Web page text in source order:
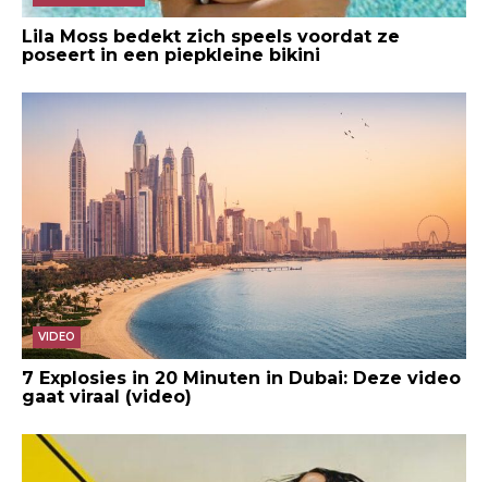
Lila Moss bedekt zich speels voordat ze
poseert in een piepkleine bikini
VIDEO
7 Explosies in 20 Minuten in Dubai: Deze video
gaat viraal (video)